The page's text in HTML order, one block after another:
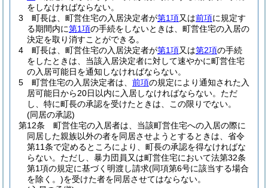
をしなければならない。
3
町長は、町営住宅の入居決定者が第1項又は前項に規定す
る期間内に第1項の手続をしないときは、町営住宅の入居の
決定を取り消すことができる。
4
町長は、町営住宅の入居決定者が第1項又は第2項の手続
をしたときは、当該入居決定者に対して速やかに町営住宅
の入居可能日を通知しなければならない。
5
町営住宅の入居決定者は、 前項の規定により通知された入
居可能日から20日以内に入居しなければならない。 ただ
し、特に町長の承認を受けたときは、この限りでない。
(同居の承認)
第12条
町営住宅の入居者は、当該町営住宅への入居の際に
同居した親族以外の者を同居させようとするときは、省令
第11条で定めるところにより、町長の承認を得なければな
らない。 ただし、暴力団員又は町営住宅において法第32条
第1項の規定に基づく明渡し請求(同項第6号に該当する場合
を除く。)を受けた者を同居させてはならない。